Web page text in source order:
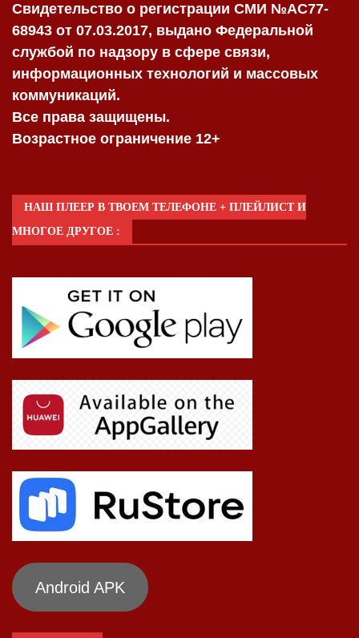
Свидетельство о регистрации СМИ №AC77-
68943 от 07.03.2017, выдано Федеральной
службой по надзору в сфере связи,
информационных технологий и массовых
коммуникаций.
Все права защищены.
Возрастное ограничение 12+
НАШ ПЛЕЕР В ТВОЕМ ТЕЛЕФОНЕ + ПЛЕЙЛИСТ И
МНОГОЕ ДРУГОЕ :
Android APK